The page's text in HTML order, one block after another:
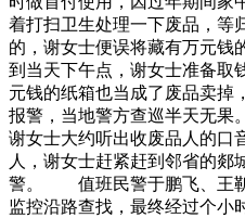
着打扫卫生处理一下废品，等
的，谢女士便误将藏有万元
到当天下午点，谢女士准备取
元钱的纸箱也当成了废品卖掉
报警，当地警方查巡半天无果
谢女士大约听出收废品人的口
人，谢女士赶紧赶到邻省的郯
警。 值班民警于鹏飞、王靳
监控沿路查找，最终经过个小